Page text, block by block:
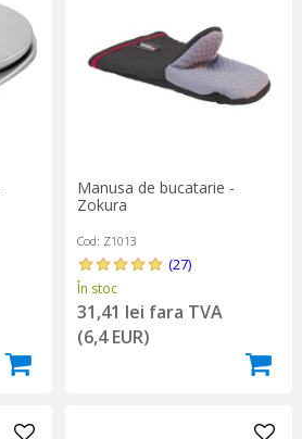
Manusa de bucatarie -
Zokura
Cod: Z1013
(27)
În stoc
31,41 lei fara TVA
(6,4 EUR)